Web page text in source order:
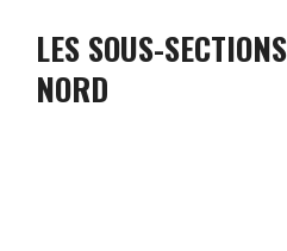
LES SOUS-
NORD